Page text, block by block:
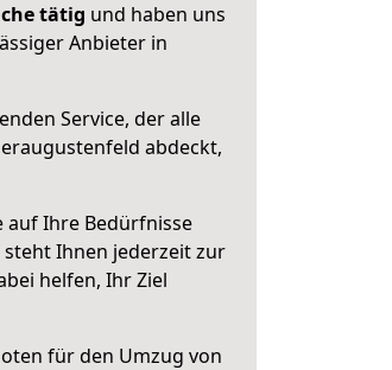
tätig und haben uns
Anbieter in
Service, der alle
abdeckt,
auf Ihre Bedürfnisse
Ihnen jederzeit zur
helfen, Ihr Ziel
für den Umzug von